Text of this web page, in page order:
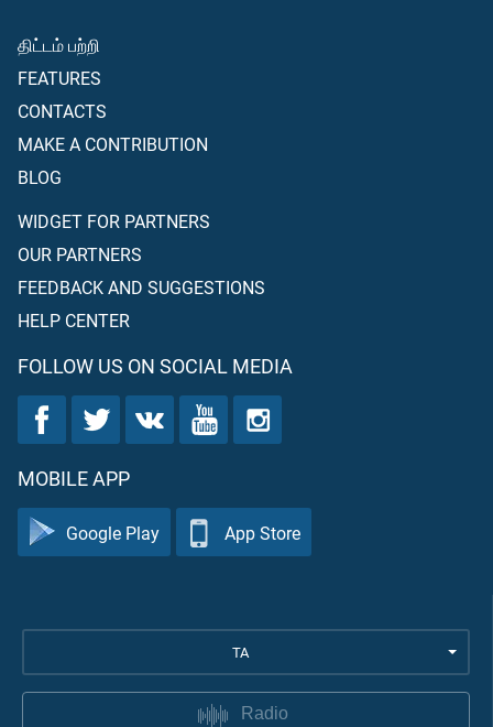
திட்டம் பற்றி
FEATURES
CONTACTS
MAKE A CONTRIBUTION
BLOG
WIDGET FOR PARTNERS
OUR PARTNERS
FEEDBACK AND SUGGESTIONS
HELP CENTER
FOLLOW US ON SOCIAL MEDIA
MOBILE APP
Google Play App Store
TA
Radio